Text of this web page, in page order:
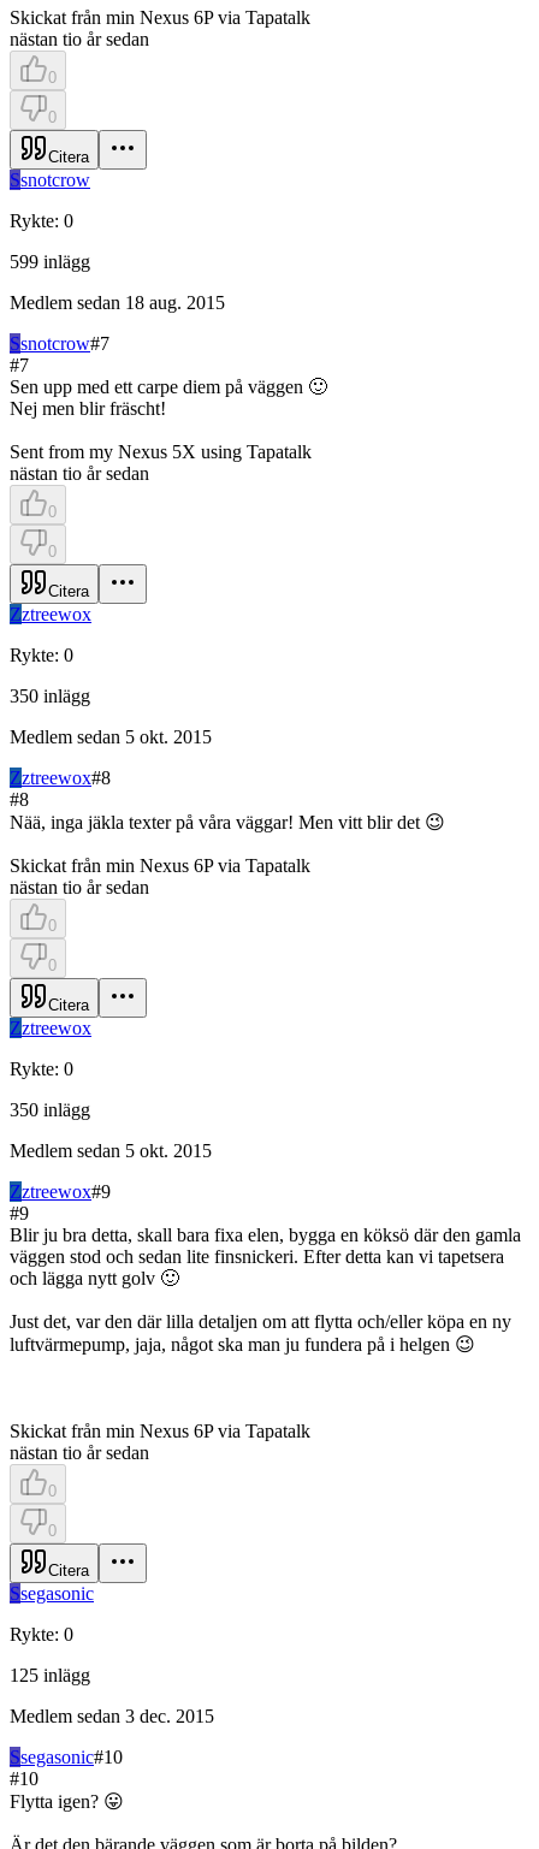
Skickat från min Nexus 6P via Tapatalk
nästan tio år sedan
0
0
Citera
Ssnotcrow
Rykte: 0
599 inlägg
Medlem sedan 18 aug. 2015
Ssnotcrow#7
#7
Sen upp med ett carpe diem på väggen 🙂
Nej men blir fräscht!
Sent from my Nexus 5X using Tapatalk
nästan tio år sedan
0
0
Citera
Zztreewox
Rykte: 0
350 inlägg
Medlem sedan 5 okt. 2015
Zztreewox#8
#8
Nää, inga jäkla texter på våra väggar! Men vitt blir det 😉
Skickat från min Nexus 6P via Tapatalk
nästan tio år sedan
0
0
Citera
Zztreewox
Rykte: 0
350 inlägg
Medlem sedan 5 okt. 2015
Zztreewox#9
#9
Blir ju bra detta, skall bara fixa elen, bygga en köksö där den gamla
väggen stod och sedan lite finsnickeri. Efter detta kan vi tapetsera
och lägga nytt golv 🙂
Just det, var den där lilla detaljen om att flytta och/eller köpa en ny
luftvärmepump, jaja, något ska man ju fundera på i helgen 😉
Skickat från min Nexus 6P via Tapatalk
nästan tio år sedan
0
0
Citera
Ssegasonic
Rykte: 0
125 inlägg
Medlem sedan 3 dec. 2015
Ssegasonic#10
#10
Flytta igen? 😛
Är det den bärande väggen som är borta på bilden?